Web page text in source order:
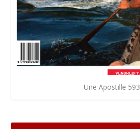
Une Apostille 593